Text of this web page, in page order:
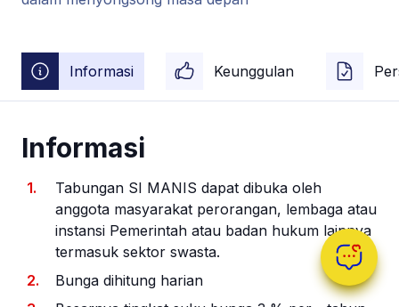
Informasi
Tabungan SI MANIS dapat dibuka oleh
anggota masyarakat perorangan, lembaga atau
instansi Pemerintah atau badan hukum lainnya
termasuk sektor swasta.
Bunga dihitung harian
Informasi Keunggulan